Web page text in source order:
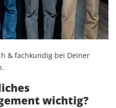
& fachkundig bei Deiner
wichtig?